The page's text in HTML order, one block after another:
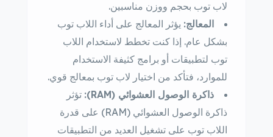
لاب توب بحجم ووزن مناسبين.
المعالج: يؤثر المعالج على أداء اللاب توب
بشكل عام. إذا كنت تخطط لاستخدام اللاب
توب لتطبيقات أو برامج كثيفة الاستخدام
للموارد، فتأكد من اختيار لاب توب بمعالج قوي.
ذاكرة الوصول العشوائي (RAM):
تؤثر
ذاكرة الوصول العشوائي (RAM) على قدرة
اللاب توب على تشغيل العديد من التطبيقات